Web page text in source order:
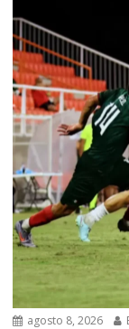
agosto 8, 2026